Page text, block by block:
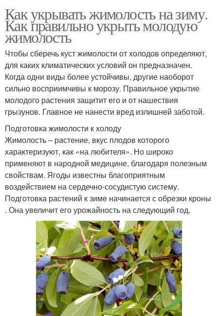
Как укрывать жимолость на зиму.
Как правильно укрыть молодую
жимолость
Чтобы сберечь куст жимолости от холодов определяют,
для каких климатических условий он предназначен.
Когда одни виды более устойчивы, другие наоборот
сильно восприимчивы к морозу. Правильное укрытие
молодого растения защитит его и от нашествия
грызунов. Главное не нанести вред излишней заботой.
Подготовка жимолости к холоду
Жимолость – растение, вкус плодов которого
характеризуют, как «на любителя». Но широко
применяют в народной медицине, благодаря полезным
свойствам. Ягоды известны благоприятным
воздействием на сердечно-сосудистую систему.
Подготовка растений к зиме начинается с обрезки кроны
. Она увеличит его урожайность на следующий год.